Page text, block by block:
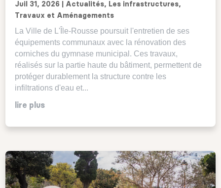
Juil 31, 2026 Actualités, Les infrastructures,
Travaux et Aménagements
La Ville de L'Île-Rousse poursuit l'entretien de ses
équipements communaux avec la rénovation des
corniches du gymnase municipal. Ces travaux,
réalisés sur la partie haute du bâtiment, permettent de
protéger durablement la structure contre les
infiltrations d'eau et...
lire plus